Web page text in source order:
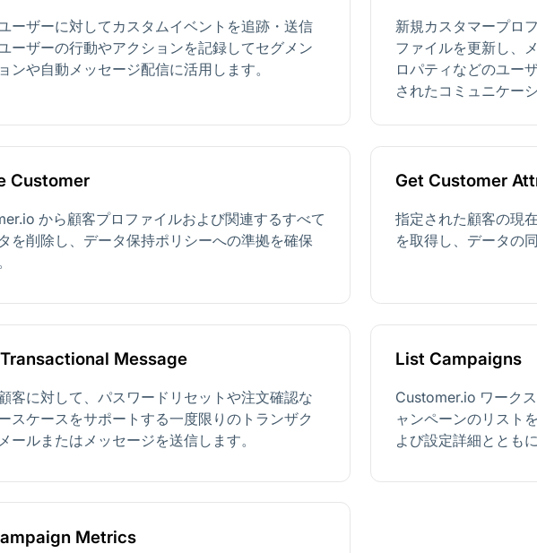
ーザーに対してカスタムイベントを追跡・送信
ーザーの行動やアクションを記録してセグメン
ンや自動メッセージ配信に活用します。
新規カスタマープロ
ファイルを更新し、
ロパティなどのユー
されたコミュニケー
Customer
から顧客プロファイルおよび関連するすべて
を削除し、データ保持ポリシーへの準拠を確保
Get Customer
指定された顧客の現
を取得し、データの
Message
客に対して、パスワードリセットや注文確認な
スケースをサポートする一度限りのトランザク
ールまたはメッセージを送信します。
List Campaigns
Customer.io ワーク
ャンペーンのリスト
よび設定詳細ととも
Metrics